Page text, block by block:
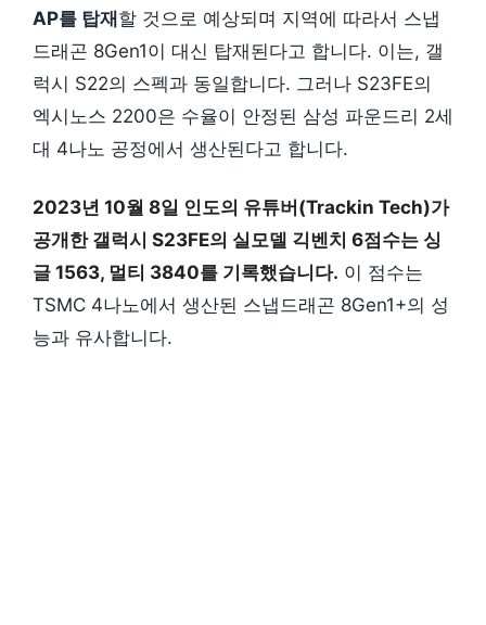
AP를 탑재할 것으로 예상되며 지역에 따라서 스냅
드래곤 8Gen1이 대신 탑재된다고 합니다. 이는, 갤
럭시 S22의 스펙과 동일합니다. 그러나 S23FE의
엑시노스 2200은 수율이 안정된 삼성 파운드리 2세
대 4나노 공정에서 생산된다고 합니다.
2023년 10월 8일 인도의 유튜버(Trackin Tech)가
공개한 갤럭시 S23FE의 실모델 긱벤치 6점수는 싱
글 1563, 멀티 3840를 기록했습니다. 이 점수는
TSMC 4나노에서 생산된 스냅드래곤 8Gen1+의 성
능과 유사합니다.